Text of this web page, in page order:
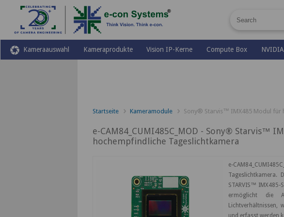
download=initial&qdocs=eCAm84CumI485CModDaTaShEt&pagetitle=e-
Kameraauswahl Kameraprodukte Vision IP-Kerne Compute Box
Startseite Kameramodule Sony® Starvis™ IMX485 Modul für
e-CAM84_CUMI485C_MOD - Sony® Starvis™
hochempfindliche Tageslichtkamera
e-
Tageslichtkamera.
STARVIS™
ermöglicht die
Lichtverhältnissen,
und erfasst werden